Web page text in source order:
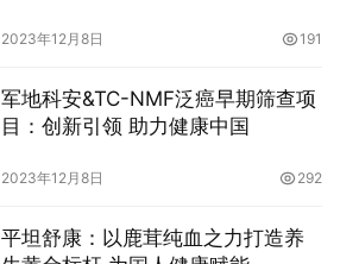
2023年12月8日 191
军地科安&TC-NMF泛癌早期筛查项
目：创新引领 助力健康中国
2023年12月8日 292
平坦舒康：以鹿茸纯血之力打造养